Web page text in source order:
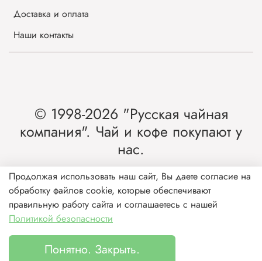
Доставка и оплата
Наши контакты
© 1998-2026 "Русская чайная
компания". Чай и кофе покупают у
нас.
Интернет-магазин чая и кофе от лидера
рынка России.
Продолжая использовать наш сайт, Вы даете согласие на
обработку файлов cookie, которые обеспечивают
правильную работу сайта и соглашаетесь с нашей
Политикой безопасности
Понятно. Закрыть.